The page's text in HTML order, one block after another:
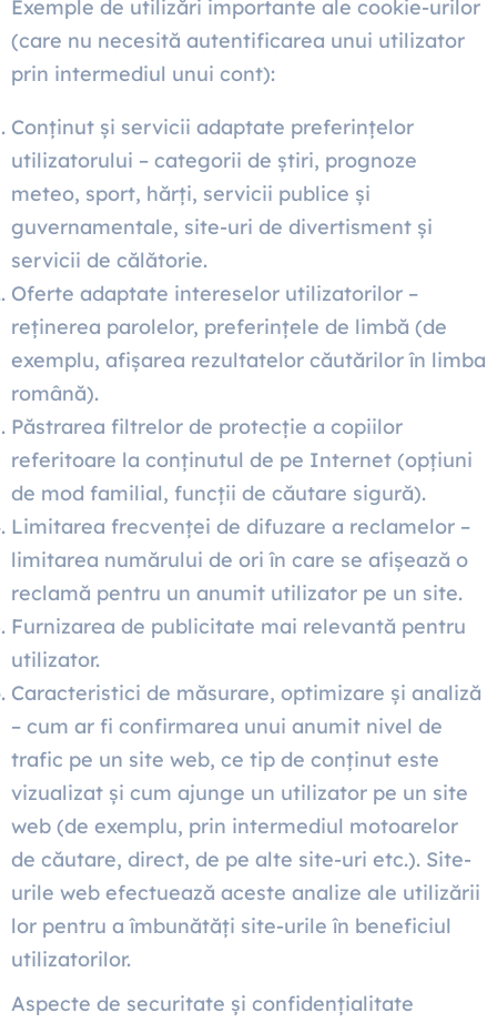
Exemple de utilizări importante ale cookie-urilor
(care nu necesită autentificarea unui utilizator
prin intermediul unui cont):
Conținut și servicii adaptate preferințelor
utilizatorului – categorii de știri, prognoze
meteo, sport, hărți, servicii publice și
guvernamentale, site-uri de divertisment și
servicii de călătorie.
Oferte adaptate intereselor utilizatorilor –
reținerea parolelor, preferințele de limbă (de
exemplu, afișarea rezultatelor căutărilor în limba
română).
Păstrarea filtrelor de protecție a copiilor
referitoare la conținutul de pe Internet (opțiuni
de mod familial, funcții de căutare sigură).
Limitarea frecvenței de difuzare a reclamelor –
limitarea numărului de ori în care se afișează o
reclamă pentru un anumit utilizator pe un site.
Furnizarea de publicitate mai relevantă pentru
utilizator.
Caracteristici de măsurare, optimizare și analiză
– cum ar fi confirmarea unui anumit nivel de
trafic pe un site web, ce tip de conținut este
vizualizat și cum ajunge un utilizator pe un site
web (de exemplu, prin intermediul motoarelor
de căutare, direct, de pe alte site-uri etc.). Site-
urile web efectuează aceste analize ale utilizării
lor pentru a îmbunătăți site-urile în beneficiul
utilizatorilor.
Aspecte de securitate și confidențialitate